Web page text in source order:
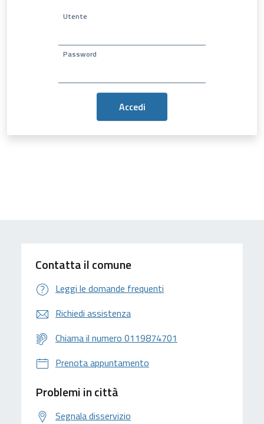
Utente
Password
Contatta il comune
Leggi le domande frequenti
Richiedi assistenza
Chiama il numero 0119874701
Prenota appuntamento
Problemi in città
Segnala disservizio